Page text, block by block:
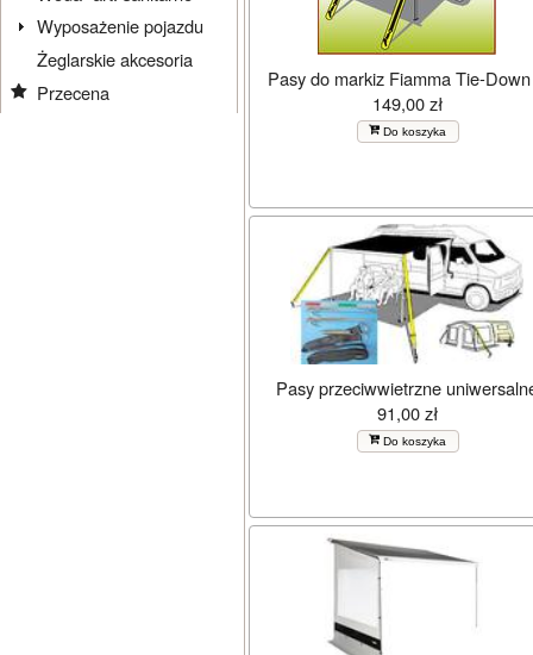
Wyposażenie pojazdu
Żeglarskie akcesoria
Przecena
Pasy do markiz Fiamma Tie-
149,00 zł
Do koszyka
Pasy przeciwwietrzne
91,00 zł
Do koszyka